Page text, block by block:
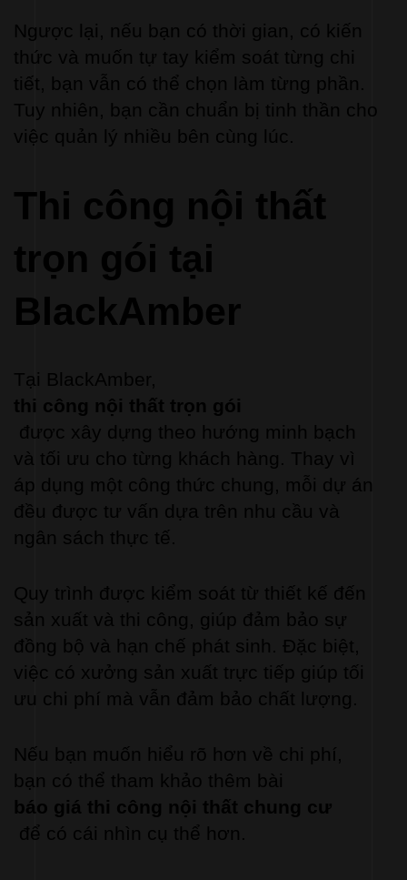
Ngược lại, nếu bạn có thời gian, có kiến
thức và muốn tự tay kiểm soát từng chi
tiết, bạn vẫn có thể chọn làm từng phần.
Tuy nhiên, bạn cần chuẩn bị tinh thần cho
việc quản lý nhiều bên cùng lúc.
Thi công nội thất
trọn gói tại
BlackAmber
Tại BlackAmber,
thi công nội thất trọn gói
và tối ưu cho từng khách hàng. Thay vì
áp dụng một công thức chung, mỗi dự án
đều được tư vấn dựa trên nhu cầu và
ngân sách thực tế.
Quy trình được kiểm soát từ thiết kế đến
sản xuất và thi công, giúp đảm bảo sự
đồng bộ và hạn chế phát sinh. Đặc biệt,
việc có xưởng sản xuất trực tiếp giúp tối
ưu chi phí mà vẫn đảm bảo chất lượng.
Nếu bạn muốn hiểu rõ hơn về chi phí,
bạn có thể tham khảo thêm bài
báo giá thi công nội thất chung cư
để có cái nhìn cụ thể hơn.